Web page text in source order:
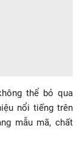
thể bỏ qua
nổi tiếng trên
mẫu mã, chất